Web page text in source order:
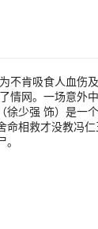
不肯吸食人血伤
情网。一场意
强 饰）是一
相救才没教冯